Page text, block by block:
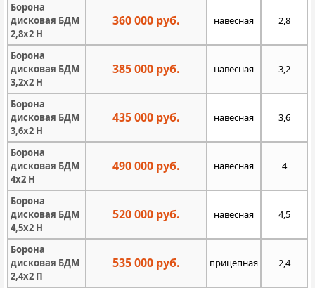
Борона
дисковая БДМ
2,8х2 Н
360 000 руб. навесная 2,8
Борона
дисковая БДМ
3,2х2 Н
385 000 руб. навесная 3,2
Борона
дисковая БДМ
3,6х2 Н
435 000 руб. навесная 3,6
Борона
дисковая БДМ
4х2 Н
490 000 руб. навесная 4
Борона
дисковая БДМ
4,5х2 Н
520 000 руб. навесная 4,5
Борона
дисковая БДМ
2,4х2 П
535 000 руб. прицепная 2,4